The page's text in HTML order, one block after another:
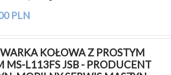
PLN
KOŁOWA Z PROSTYM
MS-L113FS JSB - PRODUCENT